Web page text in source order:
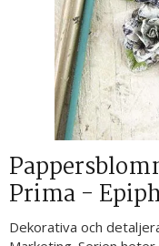
Prima -
Dekorativa och